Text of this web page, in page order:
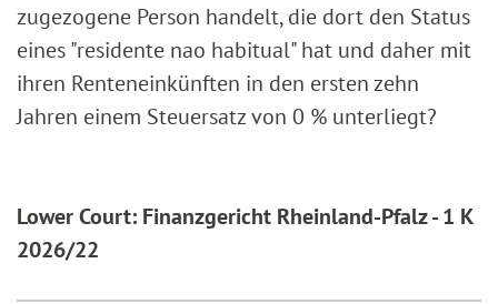
zugezogene Person handelt, die dort den Status
eines "residente nao habitual" hat und daher mit
ihren Renteneinkünften in den ersten zehn
Jahren einem Steuersatz von 0 % unterliegt?
Lower Court: Finanzgericht Rheinland-Pfalz - 1 K
2026/22